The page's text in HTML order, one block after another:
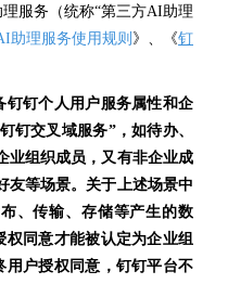
服务（统称“第三方AI助理
助理服务使用规则 》、《钉
钉钉个人用户服务属性和企
钉交叉域服务”，如待办、
业组织成员，又有非企业成
友等场景。关于上述场景中
、传输、存储等产生的数
权同意才能被认定为企业组
用户授权同意，钉钉平台不